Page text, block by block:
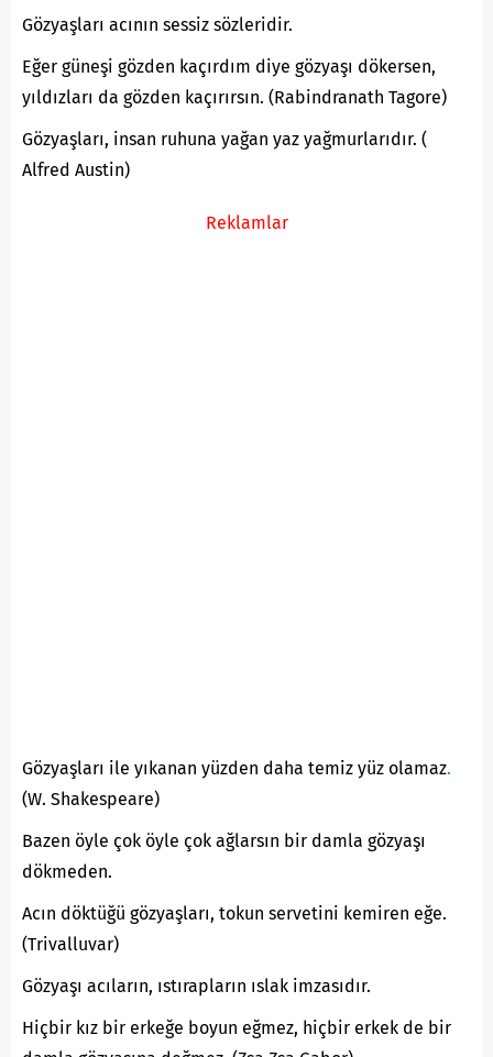
Gözyaşları acının sessiz sözleridir.
Eğer güneşi gözden kaçırdım diye gözyaşı dökersen,
yıldızları da gözden kaçırırsın. (Rabindranath Tagore)
Gözyaşları, insan ruhuna yağan yaz yağmurlarıdır. (
Alfred Austin)
Reklamlar
Gözyaşları ile yıkanan yüzden daha temiz yüz olamaz.
(W. Shakespeare)
Bazen öyle çok öyle çok ağlarsın bir damla gözyaşı
dökmeden.
Acın döktüğü gözyaşları, tokun servetini kemiren eğe.
(Trivalluvar)
Gözyaşı acıların, ıstırapların ıslak imzasıdır.
Hiçbir kız bir erkeğe boyun eğmez, hiçbir erkek de bir